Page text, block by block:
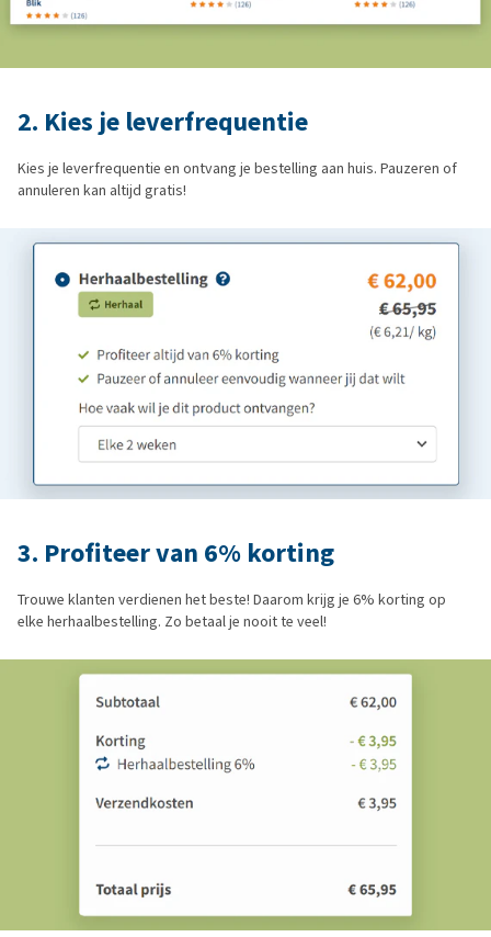
2. Kies je leverfrequentie
Kies je leverfrequentie en ontvang je bestelling aan huis. Pauzeren of
annuleren kan altijd gratis!
3. Profiteer van 6% korting
Trouwe klanten verdienen het beste! Daarom krijg je 6% korting op
elke herhaalbestelling. Zo betaal je nooit te veel!